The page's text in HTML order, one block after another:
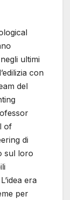
ultimi
con
del
of
di
sul loro
era
per